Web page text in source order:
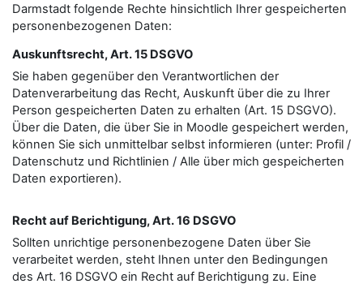
Darmstadt folgende Rechte hinsichtlich Ihrer gespeicherten
personenbezogenen Daten:
Auskunftsrecht, Art. 15 DSGVO
Sie haben gegenüber den Verantwortlichen der
Datenverarbeitung das Recht, Auskunft über die zu Ihrer
Person gespeicherten Daten zu erhalten (Art. 15 DSGVO).
Über die Daten, die über Sie in Moodle gespeichert werden,
können Sie sich unmittelbar selbst informieren (unter: Profil /
Datenschutz und Richtlinien / Alle über mich gespeicherten
Daten exportieren).
Recht auf Berichtigung, Art. 16 DSGVO
Sollten unrichtige personenbezogene Daten über Sie
verarbeitet werden, steht Ihnen unter den Bedingungen
des Art. 16 DSGVO ein Recht auf Berichtigung zu. Eine